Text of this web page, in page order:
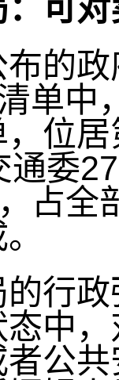
：可
政
单
位
通委
占全
政
中
公